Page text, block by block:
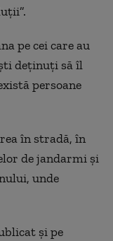
pe cei care au
deținuți să îl
persoane
în stradă, în
de jandarmi și
unde
și pe